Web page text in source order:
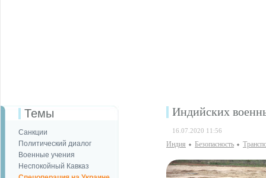
Темы
Санкции
Политический диалог
Военные учения
Неспокойный Кавказ
Индийских
16.07.2020 11:56
Индия Безопаcность